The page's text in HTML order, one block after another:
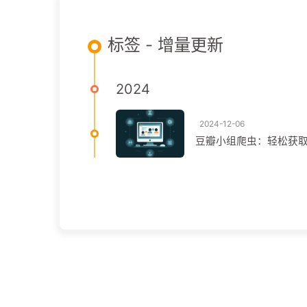
标签 - 增量更新
2024
2024-12-06
豆瓣小组爬虫：轻松获